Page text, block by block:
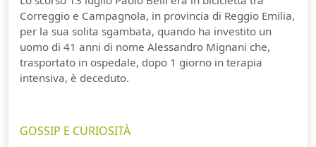
Correggio e Campagnola, in provincia di Reggio Emilia,
per la sua solita sgambata, quando ha investito un
uomo di 41 anni di nome Alessandro Mignani che,
trasportato in ospedale, dopo 1 giorno in terapia
intensiva, è deceduto.
GOSSIP E CURIOSITÀ